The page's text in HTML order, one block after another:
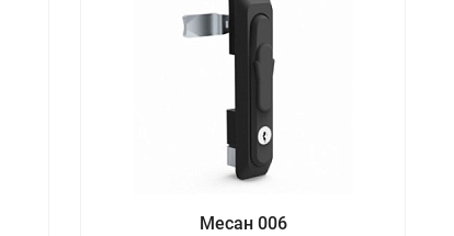
Месан 006